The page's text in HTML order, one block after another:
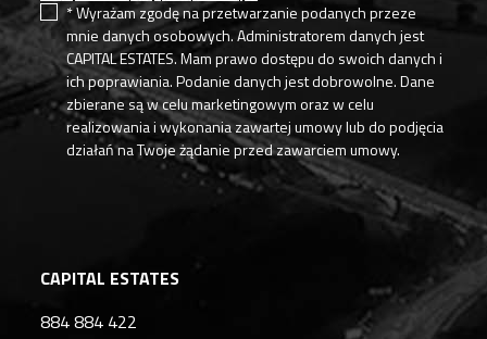
CAPITAL ESTATES
884 884 422
* Wyrażam zgodę na przetwarzanie podanych przeze
mnie danych osobowych. Administratorem danych jest
CAPITAL ESTATES. Mam prawo dostępu do swoich danych i
ich poprawiania. Podanie danych jest dobrowolne. Dane
zbierane są w celu marketingowym oraz w celu
realizowania i wykonania zawartej umowy lub do podjęcia
działań na Twoje żądanie przed zawarciem umowy.